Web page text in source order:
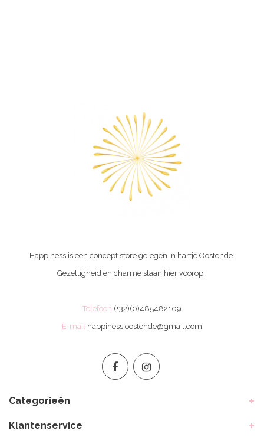
Happiness is een concept store gelegen in hartje Oostende.
Gezelligheid en charme staan hier voorop.
Telefoon (+32)(0)485482109
E-mail happiness.oostende@gmail.com
Categorieën
Klantenservice